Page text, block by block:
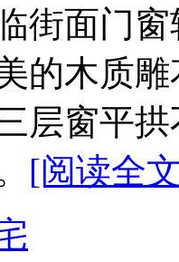
街面门
的木质
层窗平
[阅读全